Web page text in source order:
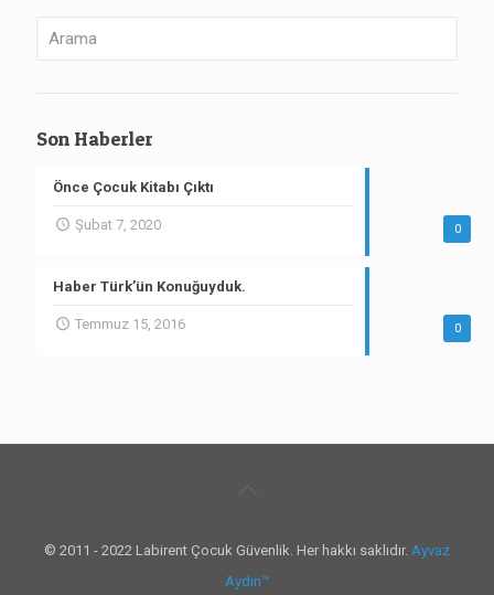
Son Haberler
0
Önce Çocuk Kitabı Çıktı
Şubat 7, 2020
0
Haber Türk’ün Konuğuyduk.
Temmuz 15, 2016
© 2011 - 2022 Labirent Çocuk Güvenlik. Her hakkı saklıdır. Ayvaz
Aydın™